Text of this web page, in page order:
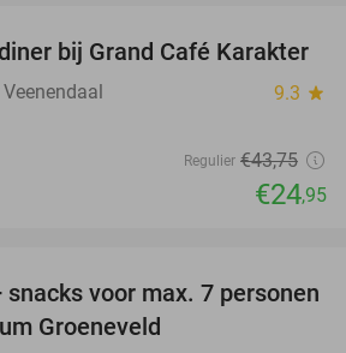
43%
bij Grand Café Karakter
9.3 star
Regulier €43,75
€24,95
40%
snacks voor max. 7 personen
Groeneveld